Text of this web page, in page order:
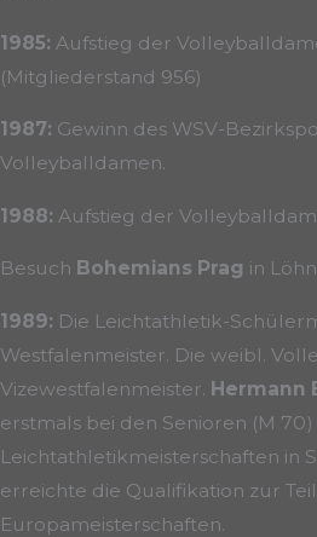
1985: Aufstieg der
(Mitgliederstand 956)
1987: Gewinn des WSV-
Volleyballdamen.
1988: Aufstieg der
Besuch Bohemians Prag in
1989: Die Leichtathletik-
Westfalenmeister. Die weibl.
Vizewestfalenmeister. Hermann
erstmals bei den Senioren (M
Leichtathletikmeisterschaften in
erreichte die Qualifikation zur
Europameisterschaften.